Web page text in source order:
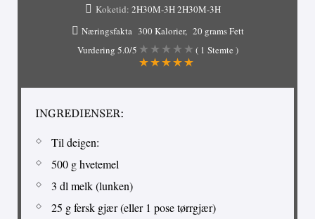
Koketid: 2H30M-3H2H30M-3H
Næringsfakta 300 Kalorier
20 grams Fett
Vurdering 5.0/5 ( 1 Stemte )
INGREDIENSER:
Til deigen:
500 g hvetemel
3 dl melk (lunken)
25 g fersk gjær (eller 1 pose tørrgjær)